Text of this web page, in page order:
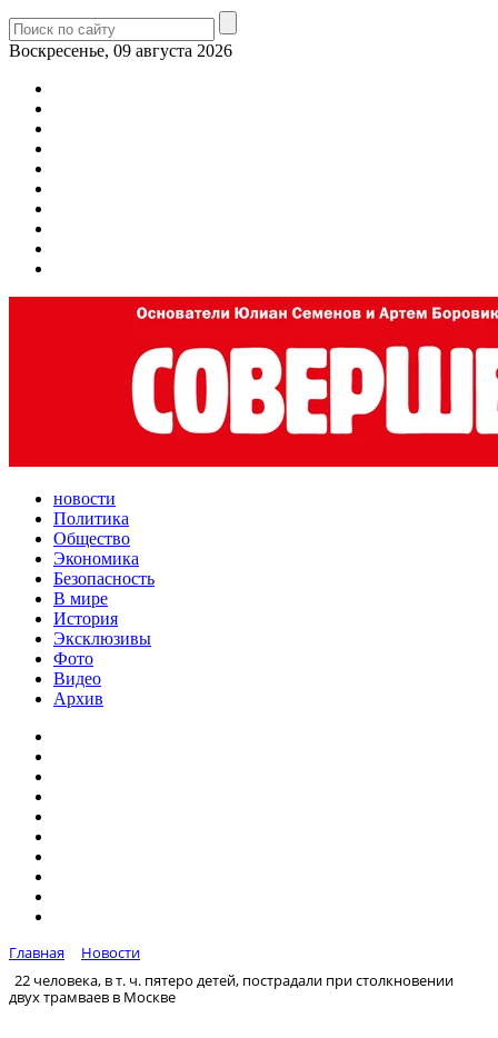
Воскресенье, 09 августа 2026
новости
Политика
Общество
Экономика
Безопасность
В мире
История
Эксклюзивы
Фото
Видео
Архив
Главная
Новости
22 человека, в т. ч. пятеро детей, пострадали при столкновении
двух трамваев в Москве